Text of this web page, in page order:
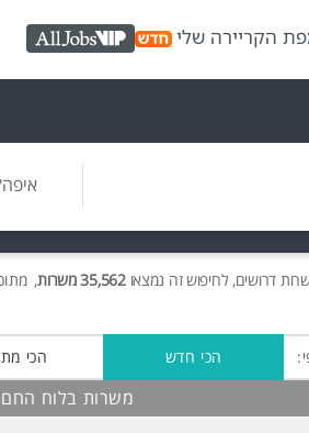
הקריירה שלי AllJobs VIP
דרושים, לחיפוש זה נמצאו35,562 משרות , מתוכן 20,372 בלוח
הכי חדש הכי
משרות בלוח החם